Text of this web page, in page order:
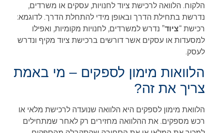
הלקוח. הלוואה לרכישת ציוד לחנויות, עסקים או משרדים,
נדרשת בתחילת הדרך ובאופן מידי להתחלת הדרך. לדוגמא:
רכישת “ציוד” נדרש למשרדים, לחנויות מקומיות, ואפילו
למסעדות או עסקים אשר דורשים ברכישת ציוד מקיף ונדרש
לעסק.
הלוואות מימון לספקים – מי באמת
צריך את זה?
הלוואת מימון לספקים היא הלוואה שנועדה לרכישת מלאי או
רכש מספקים. את ההלוואה מחזירים רק לאחר שמתחילים